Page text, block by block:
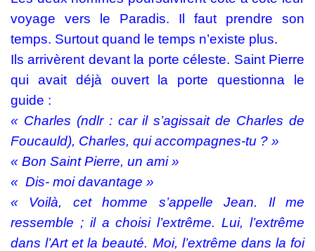
voyage vers le Paradis. Il faut prendre son
temps. Surtout quand le temps n’existe plus.
Ils arrivèrent devant la porte céleste. Saint Pierre
qui avait déjà ouvert la porte questionna le
guide :
« Charles (ndlr : car il s’agissait de Charles de
Foucauld), Charles, qui accompagnes-tu ? »
« Bon Saint Pierre, un ami »
« Dis- moi davantage »
« Voilà, cet homme s’appelle Jean. Il me
ressemble ; il a choisi l’extrême. Lui, l’extrême
dans l’Art et la beauté. Moi, l’extrême dans la foi